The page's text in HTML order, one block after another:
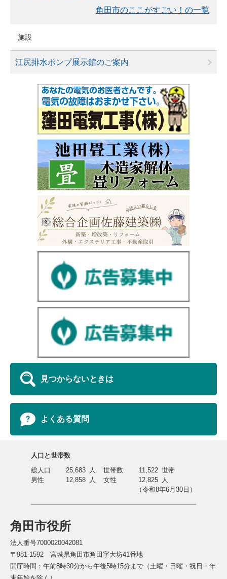
角田市のここがすごい！の一覧
施設
江尻排水ポンプ展示館のご案内
見つからないときは
よくある質問
角田市役所
法人番号7000020042081
〒981-1592 宮城県角田市角田字大坊41番地
開庁時間：午前8時30分から午後5時15分まで（土曜・日曜・祝日・年
人口と世帯数
総人口
25,683 人 世帯数 11,522 世帯
男性
12,858 人 女性 12,825 人
（令和8年6月30日）